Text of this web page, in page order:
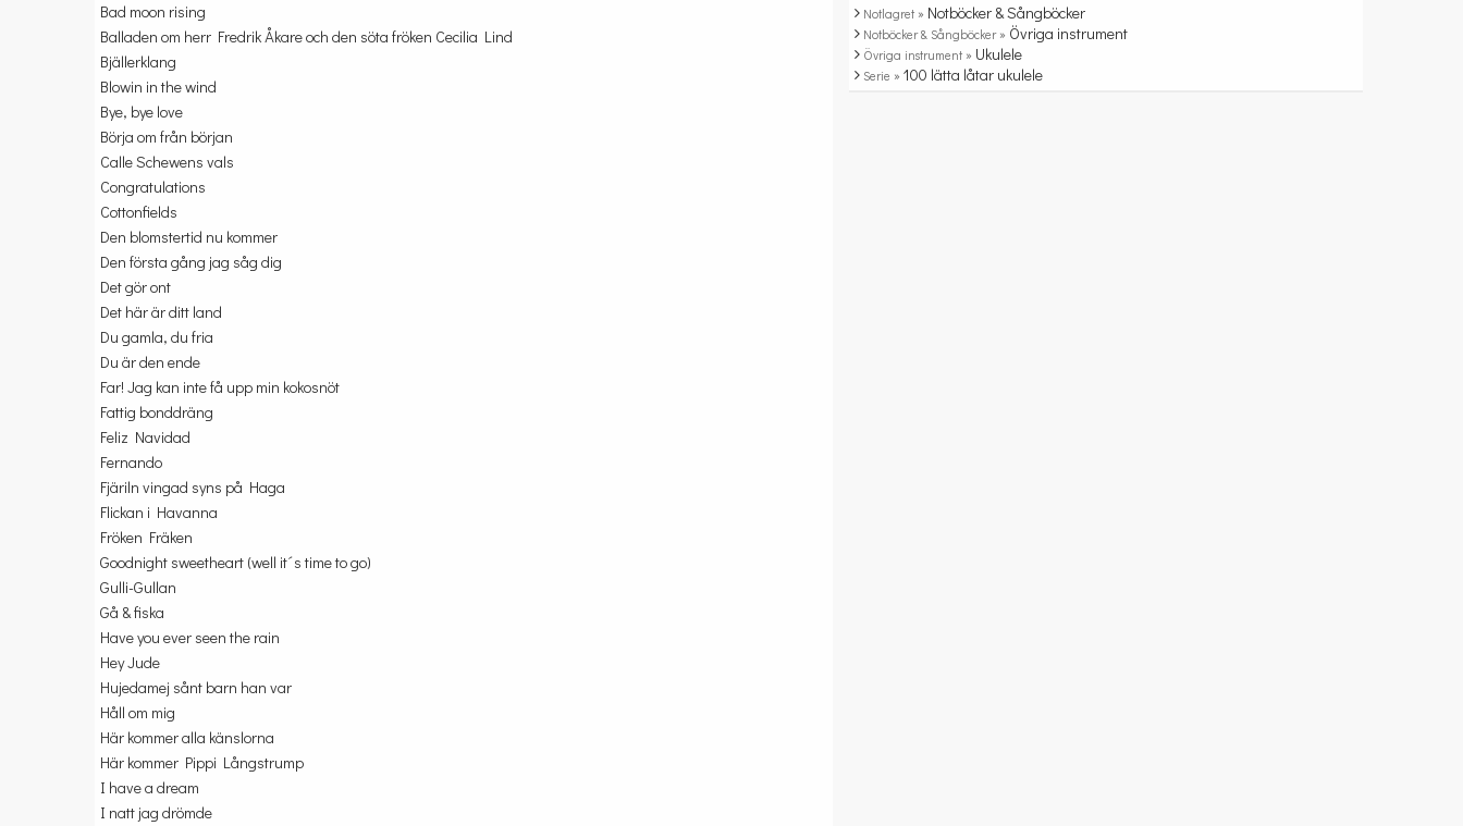
Bad moon rising
Balladen om herr Fredrik Åkare och den söta fröken Cecilia Lind
Bjällerklang
Blowin in the wind
Bye, bye love
Börja om från början
Calle Schewens vals
Congratulations
Cottonfields
Den blomstertid nu kommer
Den första gång jag såg dig
Det gör ont
Det här är ditt land
Du gamla, du fria
Du är den ende
Far! Jag kan inte få upp min kokosnöt
Fattig bonddräng
Feliz Navidad
Fernando
Fjäriln vingad syns på Haga
Flickan i Havanna
Fröken Fräken
Goodnight sweetheart (well it´s time to go)
Gulli-Gullan
Gå & fiska
Have you ever seen the rain
Hey Jude
Hujedamej sånt barn han var
Håll om mig
Här kommer alla känslorna
Här kommer Pippi Långstrump
I have a dream
I natt jag drömde
Notlagret » Notböcker & Sångböcker
Notböcker & Sångböcker » Övriga instrument
Övriga instrument » Ukulele
Serie »100 lätta låtar ukulele